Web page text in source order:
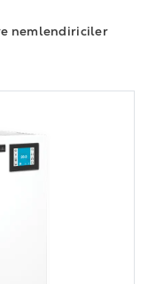
nemlendiriciler